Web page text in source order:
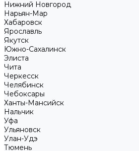
Нижний Новгород
Нарьян-Мар
Хабаровск
Ярославль
Якутск
Южно-Сахалинск
Элиста
Чита
Черкесск
Челябинск
Чебоксары
Ханты-Мансийск
Нальчик
Уфа
Ульяновск
Улан-Удэ
Тюмень